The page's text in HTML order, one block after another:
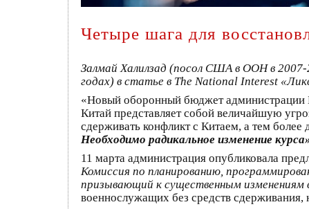
Четыре шага для
Залмай Халилзад (посол США в ООН в 2007-
годах) в статье в The National Interest
«Новый оборонный бюджет администрации
Китай представляет собой величайшую
сдерживать конфликт с Китаем, а тем более
Необходимо радикальное изменение
11 марта администрация опубликовала
Комиссия по планированию,
призывающий к существенным изменениям
военнослужащих без средств